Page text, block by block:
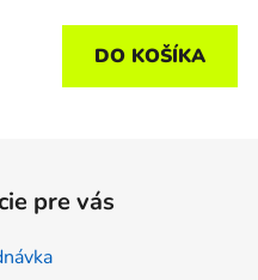
DO KOŠÍKA
pre vás